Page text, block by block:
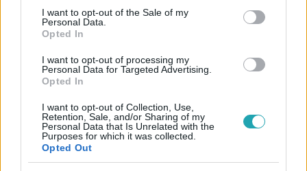
consent section.
I want to opt-out of the Sale of my
Personal Data.
Opted In
I want to opt-out of processing my
Personal Data for Targeted Advertising.
Opted In
I want to opt-out of Collection, Use,
Retention, Sale, and/or Sharing of my
Personal Data that Is Unrelated with the
Purposes for which it was collected.
Opted Out
Népszerű